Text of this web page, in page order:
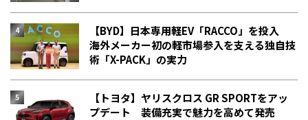
【BYD】日本専用軽EV「RACCO」を投入
海外メーカー初の軽市場参入を支える独自技
術「X-PACK」の実力
【トヨタ】ヤリスクロス GR SPORTをアッ
プデート 装備充実で魅力を高めて発売